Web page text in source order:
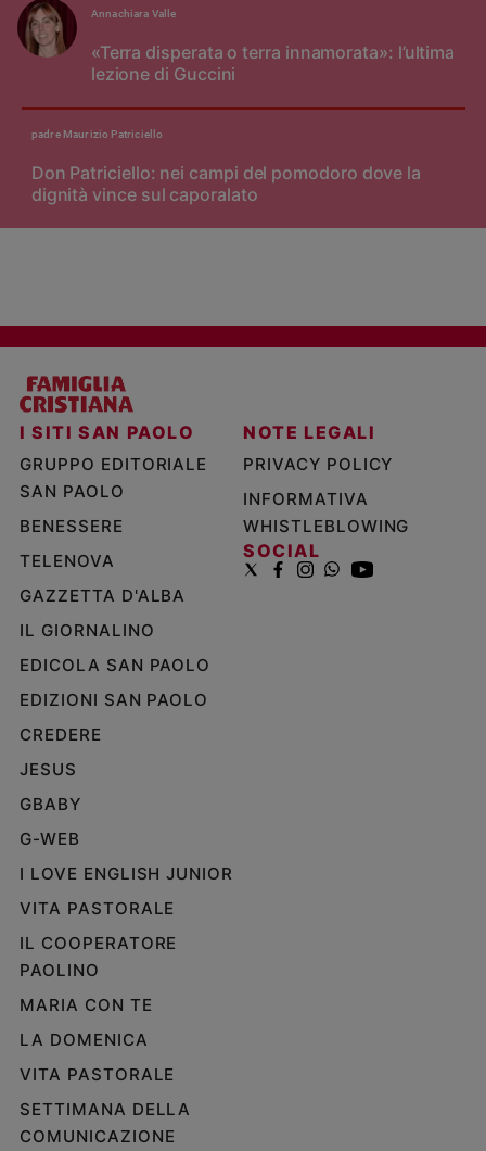
«Terra disperata o terra innamorata»: l’ultima
lezione di Guccini
Annachiara Valle
Don Patriciello: nei campi del pomodoro dove la
dignità vince sul caporalato
padre Maurizio Patriciello
I SITI SAN PAOLO
GRUPPO EDITORIALE
SAN PAOLO
BENESSERE
TELENOVA
GAZZETTA D'ALBA
IL GIORNALINO
EDICOLA SAN PAOLO
EDIZIONI SAN PAOLO
CREDERE
JESUS
GBABY
G-WEB
I LOVE ENGLISH JUNIOR
VITA PASTORALE
IL COOPERATORE
PAOLINO
MARIA CON TE
LA DOMENICA
VITA PASTORALE
SETTIMANA DELLA
COMUNICAZIONE
NOTE LEGALI
PRIVACY POLICY
INFORMATIVA
WHISTLEBLOWING
SOCIAL